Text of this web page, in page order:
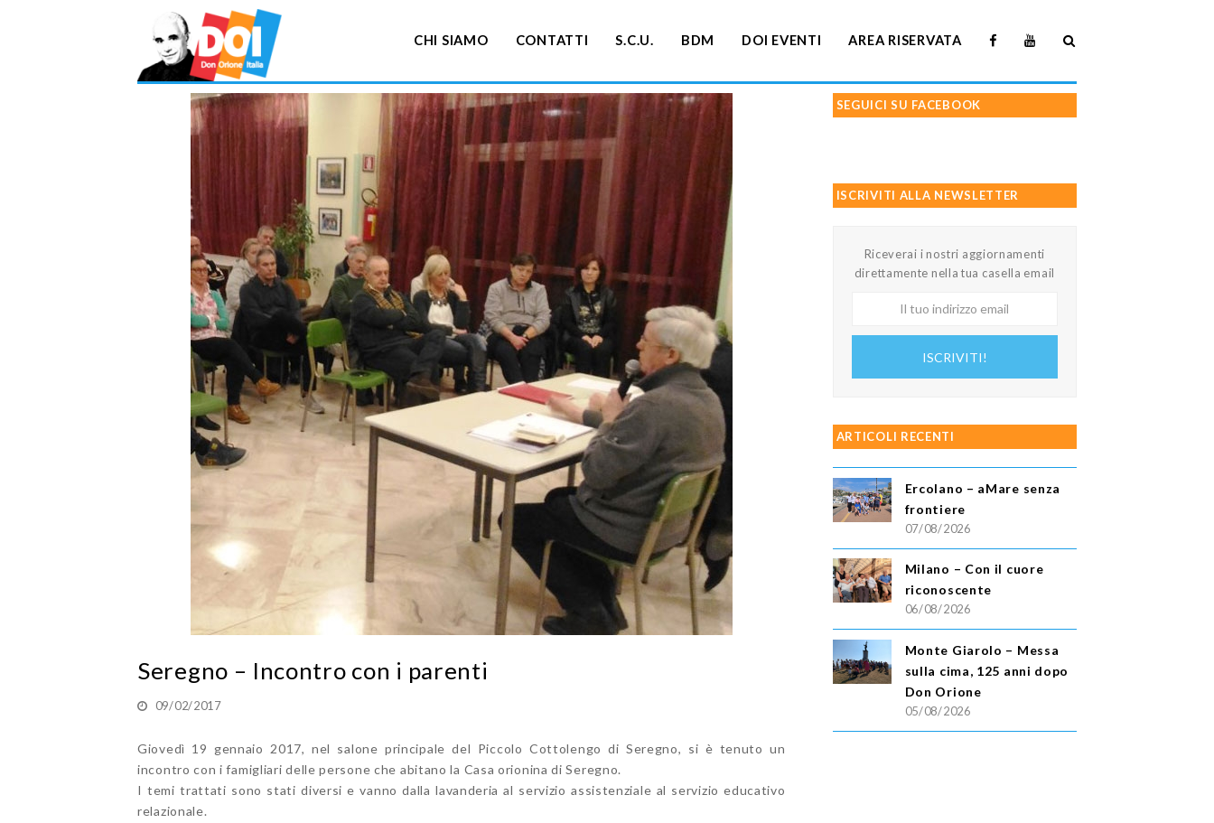
CHI SIAMO CONTATTI S.C.U. BDM DOI EVENTI AREA RISERVATA
Seregno – Incontro con i parenti
09/02/2017
Giovedì 19 gennaio 2017, nel salone principale del Piccolo Cottolengo di Seregno, si è tenuto un
incontro con i famigliari delle persone che abitano la Casa orionina di Seregno.
I temi trattati sono stati diversi e vanno dalla lavanderia al servizio assistenziale al servizio educativo
relazionale.
SEGUICI SU FACEBOOK
ISCRIVITI ALLA NEWSLETTER
Riceverai i nostri aggiornamenti
direttamente nella tua casella email
ISCRIVITI!
ARTICOLI RECENTI
Ercolano – aMare senza
frontiere
07/08/2026
Milano – Con il cuore
riconoscente
06/08/2026
Monte Giarolo – Messa
sulla cima, 125 anni dopo
Don Orione
05/08/2026